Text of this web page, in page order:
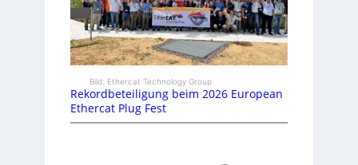
Bild: Ethercat Technology Group
Rekordbeteiligung beim 2026 European
Ethercat Plug Fest